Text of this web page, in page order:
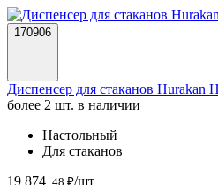
170906
Диспенсер для стаканов Hurakan
более 2 шт. в наличии
Настольный
Для стаканов
19 874 ,48 ₽/шт